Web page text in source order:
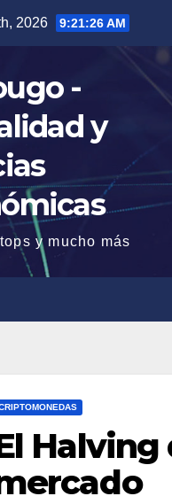
2026 9:21:27 AM
-
y
y mucho más